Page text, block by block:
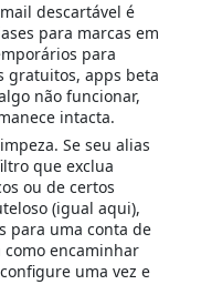
descartável é
para marcas em
para
gratuitos, apps beta
não funcionar,
intacta.
Se seu alias
que exclua
ou de certos
(igual aqui),
para uma conta de
encaminhar
uma vez e